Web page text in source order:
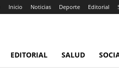
Inicio Noticias Deporte Editorial
EDITORIAL SALUD